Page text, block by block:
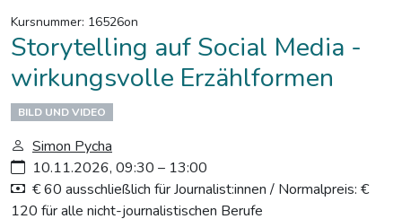
Kursnummer: 16526on
Storytelling auf Social Media -
wirkungsvolle Erzählformen
BILD UND VIDEO
Simon Pycha
10.11.2026, 09:30 – 13:00
€ 60 ausschließlich für Journalist:innen / Normalpreis: €
120 für alle nicht-journalistischen Berufe